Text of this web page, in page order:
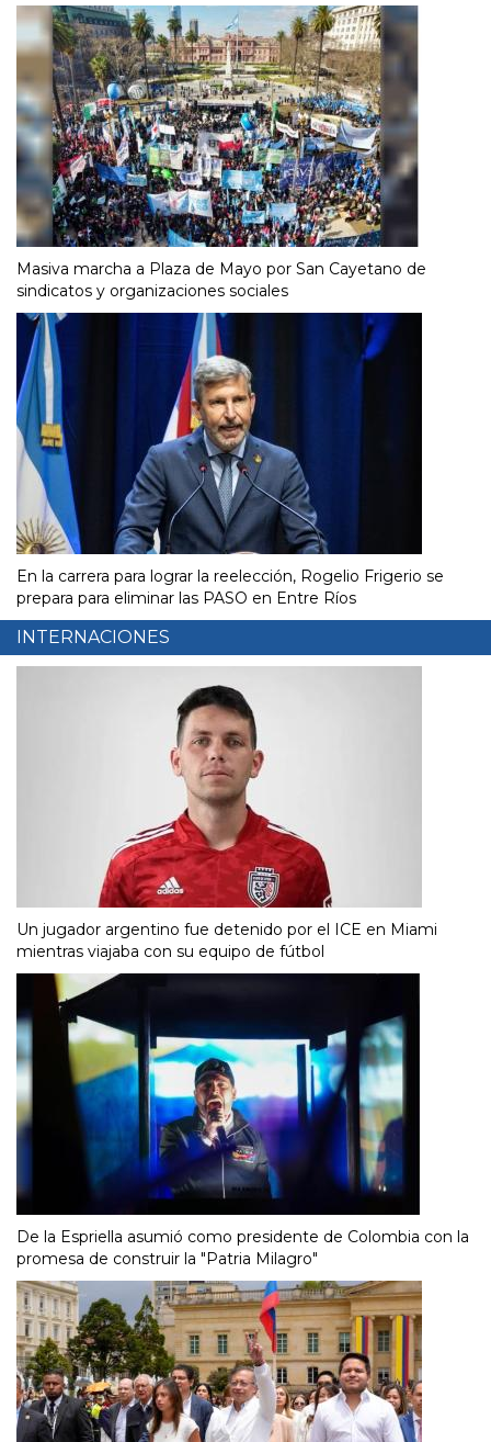
Masiva marcha a Plaza de Mayo por San Cayetano de
sindicatos y organizaciones sociales
En la carrera para lograr la reelección, Rogelio Frigerio se
prepara para eliminar las PASO en Entre Ríos
INTERNACIONES
Un jugador argentino fue detenido por el ICE en Miami
mientras viajaba con su equipo de fútbol
De la Espriella asumió como presidente de Colombia con la
promesa de construir la "Patria Milagro"